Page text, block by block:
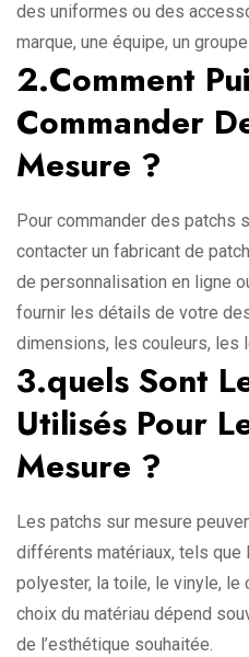
des uniformes ou des
marque, une équipe, un
2.Comment
Commander
Mesure ?
Pour commander des patchs
contacter un fabricant de
de personnalisation en ligne
fournir les détails de votre
dimensions, les couleurs, les
3.quels Sont
Utilisés Pour
Mesure ?
Les patchs sur mesure
différents matériaux, tels que
polyester, la toile, le vinyle, le
choix du matériau dépend
de l’esthétique souhaitée.